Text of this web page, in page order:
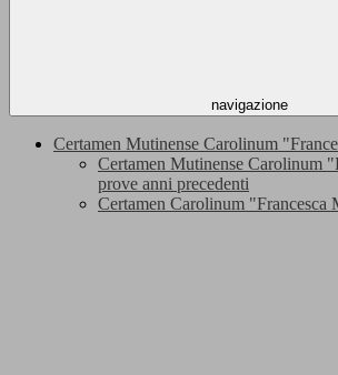
navigazione
Certamen Mutinense Carolinum
Certamen Mutinense Carolinum
prove anni precedenti
Certamen Carolinum "Francesca